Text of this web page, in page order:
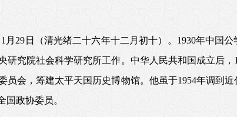
月29日（清光绪二十六年十二月初十）。1930年中国
究院社会科学研究所工作。中华人民共和国成立后，
会，筹建太平天国历史博物馆。他虽于1954年调到
国政协委员。